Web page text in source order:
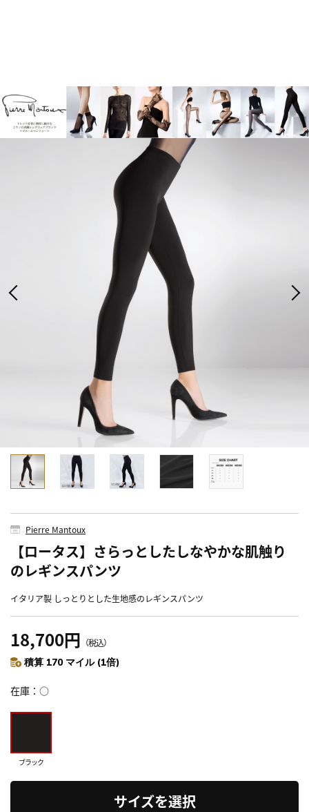
Pierre Mantoux
【ロータス】さらっとしたしなやかな肌触り
のレギンスパンツ
イタリア製 しっとりとした生地感のレギンスパンツ
18,700円 （税込）
積算 170 マイル (1倍)
在庫 ○
ブラック
サイズを選択